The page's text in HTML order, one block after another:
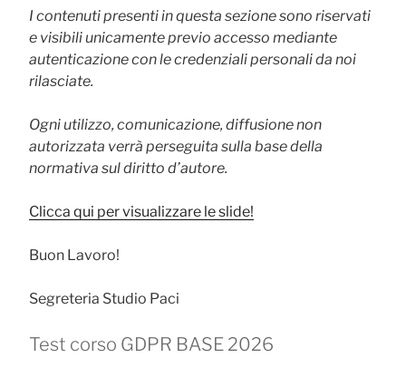
I contenuti presenti in questa sezione sono riservati
e visibili unicamente previo accesso mediante
autenticazione con le credenziali personali da noi
rilasciate.
Ogni utilizzo, comunicazione, diffusione non
autorizzata verrà perseguita sulla base della
normativa sul diritto d’autore.
Clicca qui per visualizzare le slide!
Buon Lavoro!
Segreteria Studio Paci
Test corso GDPR BASE 2026